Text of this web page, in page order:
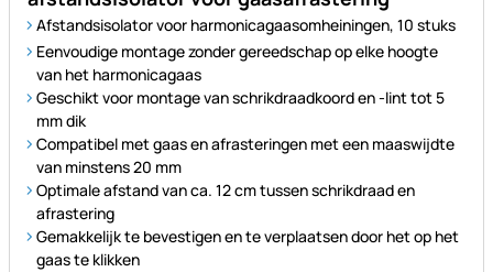
Afstandsisolator voor harmonicagaasomheiningen, 10 stuks
Eenvoudige montage zonder gereedschap op elke hoogte
van het harmonicagaas
Geschikt voor montage van schrikdraadkoord en -lint tot 5
mm dik
Compatibel met gaas en afrasteringen met een maaswijdte
van minstens 20 mm
Optimale afstand van ca. 12 cm tussen schrikdraad en
afrastering
Gemakkelijk te bevestigen en te verplaatsen door het op het
gaas te klikken